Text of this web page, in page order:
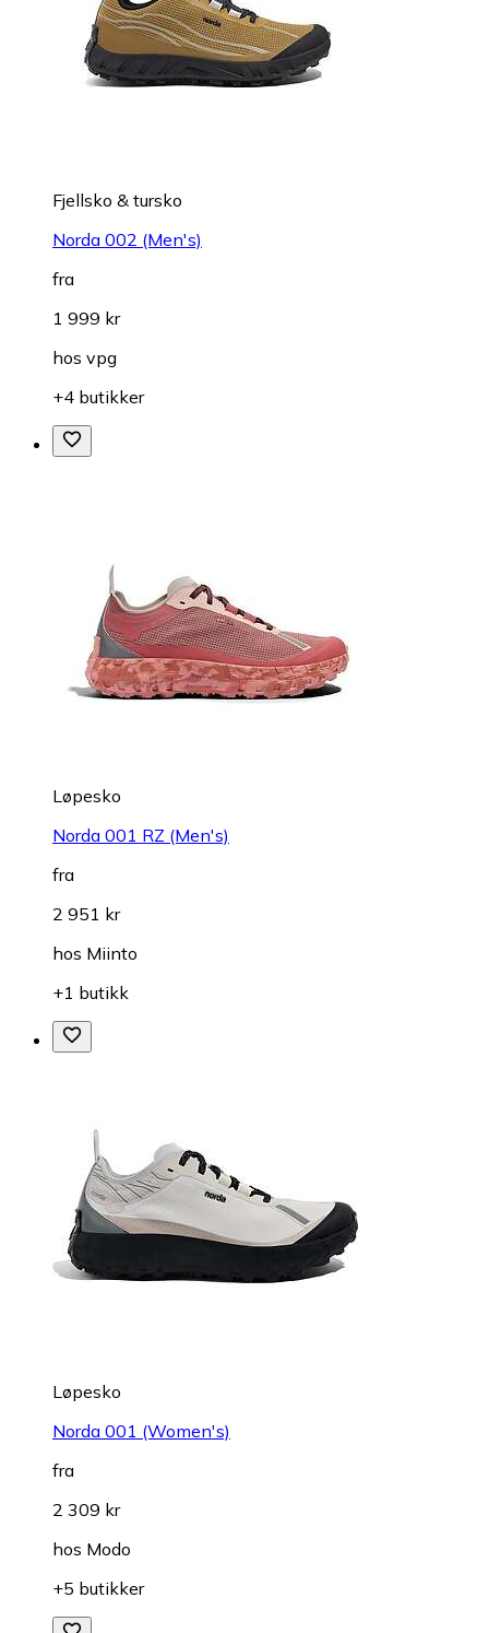
Fjellsko & tursko
Norda 002 (Men's)
fra
1 999 kr
hos vpg
+4 butikker
Løpesko
Norda 001 RZ (Men's)
fra
2 951 kr
hos Miinto
+1 butikk
Løpesko
Norda 001 (Women's)
fra
2 309 kr
hos Modo
+5 butikker